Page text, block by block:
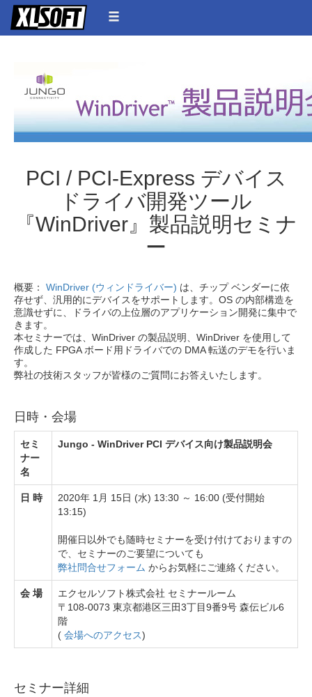
PCI / PCI-Express デバイス
ドライバ開発ツール
『WinDriver』製品説明セミナ
ー
概要： WinDriver (ウィンドライバー) は、チップ ベンダーに依
存せず、汎用的にデバイスをサポートします。OS の内部構造を
意識せずに、ドライバの上位層のアプリケーション開発に集中で
きます。
本セミナーでは、WinDriver の製品説明、WinDriver を使用して
作成した FPGA ボード用ドライバでの DMA 転送のデモを行いま
す。
弊社の技術スタッフが皆様のご質問にお答えいたします。
日時・会場
セミ
ナー
名
Jungo - WinDriver PCI デバイス向け製品説明会
日 時
2020年 1月 15日 (水) 13:30 ～ 16:00 (受付開始
13:15)
開催日以外でも随時セミナーを受け付けておりますの
で、セミナーのご要望についても
弊社問合せフォーム からお気軽にご連絡ください。
会 場
エクセルソフト株式会社 セミナールーム
〒108-0073 東京都港区三田3丁目9番9号 森伝ビル6
階
( 会場へのアクセス)
セミナー詳細